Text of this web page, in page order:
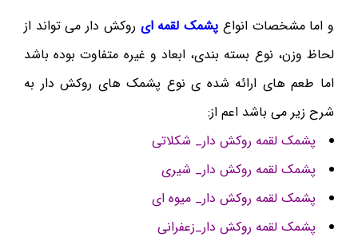
و اما مشخصات انواع پشمک لقمه ای روکش دار می تواند از
لحاظ وزن، نوع بسته بندی، ابعاد و غیره متفاوت بوده باشد
اما طعم های ارائه شده ی نوع پشمک های روکش دار به
شرح زیر می باشد اعم از:
پشمک لقمه روکش دار_ شکلاتی
پشمک لقمه روکش دار_ شیری
پشمک لقمه روکش دار_ میوه ای
پشمک لقمه روکش دار_زعفرانی